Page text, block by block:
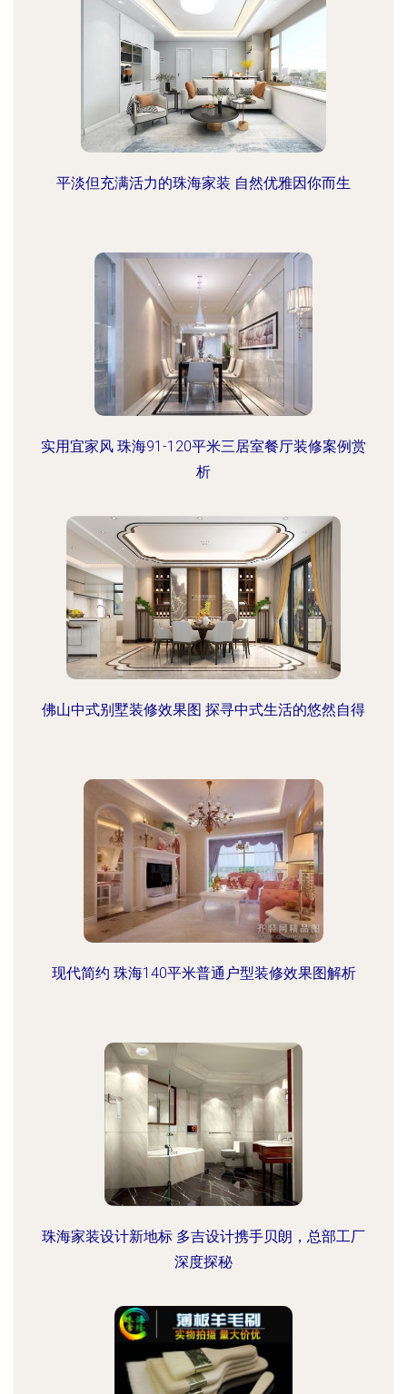
平淡但充满活力的珠海家装 自然优雅因你而生
实用宜家风 珠海91-120平米三居室餐厅装修案例赏
析
佛山中式别墅装修效果图 探寻中式生活的悠然自得
现代简约 珠海140平米普通户型装修效果图解析
珠海家装设计新地标 多吉设计携手贝朗，总部工厂
深度探秘